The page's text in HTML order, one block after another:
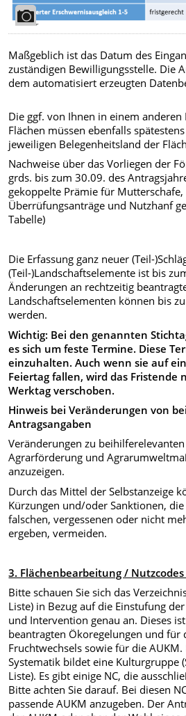
Maßgeblich ist das Datum des
zuständigen Bewilligungsstelle. Die
dem automatisiert erzeugten
Die ggf. von Ihnen in einem
Flächen müssen ebenfalls
jeweiligen Belegenheitsland der
Nachweise über das Vorliegen der
grds. bis zum 30.09. des
gekoppelte Prämie für
Überrüfungsanträge und Nutzhanf
Tabelle)
Die Erfassung ganz neuer (Teil-
(Teil-)Landschaftselemente ist bis
Änderungen an rechtzeitig
Landschaftselementen können bis
werden.
Wichtig: Bei den genannten
es sich um feste Termine. Diese
einzuhalten. Auch wenn sie auf
Feiertag fallen, wird das Fristende
Werktag verschoben.
Hinweis bei Veränderungen von
Antragsangaben
Veränderungen zu
Agrarförderung und
anzuzeigen.
Durch das Mittel der Selbstanzeige
Kürzungen und/oder Sanktionen,
falschen, vergessenen oder nicht
ergeben, vermeiden.
3. Flächenbearbeitung /
Bitte schauen Sie sich das
Liste) in Bezug auf die Einstufung
und Intervention genau an. Dieses
beantragten Ökoregelungen und für
Fruchtwechsels sowie für die
Systematik bildet eine Kulturgruppe
Liste). Es gibt einige NC, die
Bitte achten Sie darauf. Bei diesen
passende AUKM anzugeben. Der